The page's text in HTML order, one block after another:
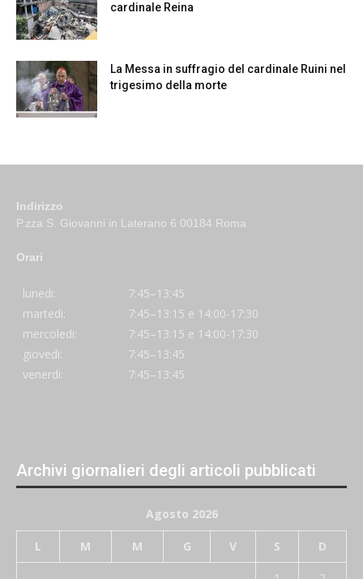
cardinale Reina
La Messa in suffragio del cardinale Ruini nel
trigesimo della morte
Indirizzo
P.zza S. Giovanni in Laterano 6 00184 Roma
Orari
lunedi:
7:45–13:45
martedi:
7:45–13:15 e 14:00-17:30
mercoledi:
7:45–13:15 e 14:00-17:30
giovedi:
7:45–13:45
venerdi:
7:45–13:45
Archivi giornalieri degli articoli pubblicati
Agosto 2026
L M M G V S D